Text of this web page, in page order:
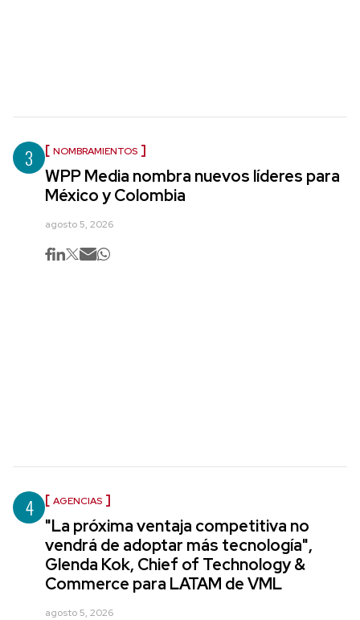
3 NOMBRAMIENTOS
WPP Media nombra nuevos líderes para
México y Colombia
agosto 5, 2026
4 AGENCIAS
"La próxima ventaja competitiva no
vendrá de adoptar más tecnología",
Glenda Kok, Chief of Technology &
Commerce para LATAM de VML
agosto 5, 2026